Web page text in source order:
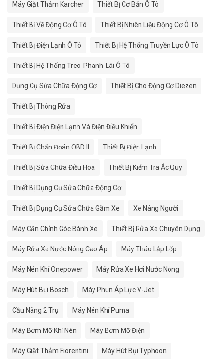
Máy Giặt Thảm Karcher Thiết Bị Cơ Bản Ô Tô
Thiết Bị Về Động Cơ Ô Tô Thiết Bị Nhiên Liệu Động Cơ Ô Tô
Thiết Bị Điện Lạnh Ô Tô Thiết Bị Hệ Thống Truyền Lực Ô Tô
Thiết Bị Hệ Thống Treo-Phanh-Lái Ô Tô
Dụng Cụ Sửa Chữa Động Cơ Thiết Bị Cho Động Cơ Diezen
Thiết Bị Thông Rửa
Thiết Bị Điện Điện Lạnh Và Điện Điều Khiển
Thiết Bị Chẩn Đoán OBD II Thiết Bị Điện Lạnh
Thiết Bị Sửa Chữa Điều Hòa Thiết Bị Kiểm Tra Ắc Quy
Thiết Bị Dụng Cụ Sửa Chữa Động Cơ
Thiết Bị Dụng Cụ Sửa Chữa Gầm Xe Xe Nâng Người
Máy Căn Chỉnh Góc Bánh Xe Thiết Bị Rửa Xe Chuyên Dụng
Máy Rửa Xe Nước Nóng Cao Áp Máy Tháo Lắp Lốp
Máy Nén Khí Onepower Máy Rửa Xe Hơi Nước Nóng
Máy Hút Bụi Bosch Máy Phun Áp Lực V-Jet
Cầu Nâng 2 Trụ Máy Nén Khí Puma
Máy Bơm Mỡ Khí Nén Máy Bơm Mỡ Điện
Máy Giặt Thảm Fiorentini Máy Hút Bụi Typhoon